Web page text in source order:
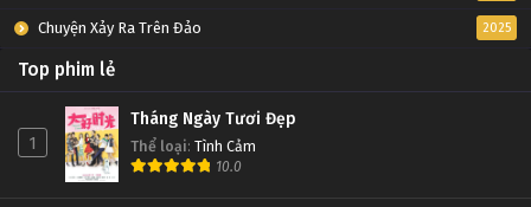
Chuyện Xảy Ra Trên Đảo 2025
Top phim lẻ
1
Tháng Ngày Tươi Đẹp
Thể loại: Tình Cảm
10.0